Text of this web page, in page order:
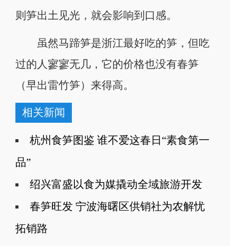
则笋出土见光，就会影响到口感。
虽然马蹄笋是浙江最好吃的笋，但吃
过的人寥寥无几，它的价格也没有春笋
（早出雷竹笋）来得高。
相关新闻
杭州食笋图鉴 谁不爱这春日“素食第一
品”
绍兴富盛以食为媒撬动全域旅游开发
春笋旺发 宁波海曙区供销社为农解忧
拓销路